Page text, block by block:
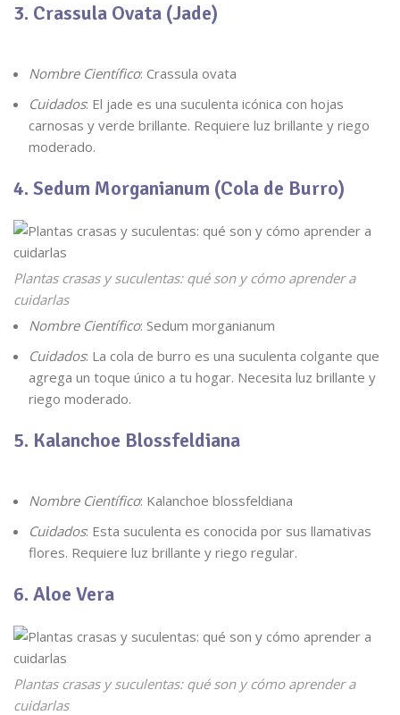
3. Crassula Ovata (Jade)
Nombre Científico: Crassula ovata
Cuidados: El jade es una suculenta icónica con hojas
carnosas y verde brillante. Requiere luz brillante y riego
moderado.
4. Sedum Morganianum (Cola de Burro)
Plantas crasas y suculentas: qué son y cómo aprender a
cuidarlas
Nombre Científico: Sedum morganianum
Cuidados: La cola de burro es una suculenta colgante que
agrega un toque único a tu hogar. Necesita luz brillante y
riego moderado.
5. Kalanchoe Blossfeldiana
Nombre Científico: Kalanchoe blossfeldiana
Cuidados: Esta suculenta es conocida por sus llamativas
flores. Requiere luz brillante y riego regular.
6. Aloe Vera
Plantas crasas y suculentas: qué son y cómo aprender a
cuidarlas